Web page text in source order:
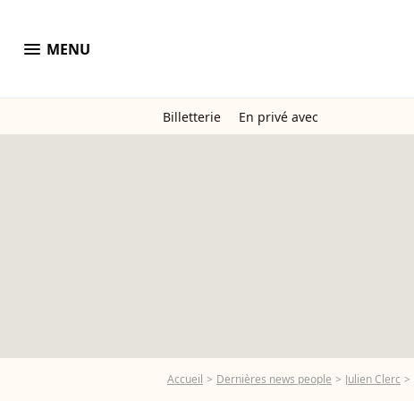
menu MENU
Billetterie En privé avec
Accueil Dernières news people Julien Clerc